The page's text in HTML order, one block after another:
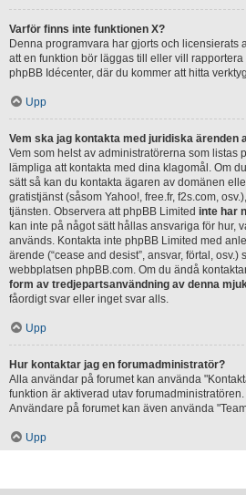
Varför finns inte funktionen X?
Denna programvara har gjorts och licensierats
att en funktion bör läggas till eller vill
phpBB Idécenter, där du kommer att hitta
Upp
Vem ska jag kontakta med juridiska ärenden
Vem som helst av administratörerna som listas
lämpliga att kontakta med dina klagomål. Om
sätt så kan du kontakta ägaren av domänen
gratistjänst (såsom Yahoo!, free.fr, f2s.com,
tjänsten. Observera att phpBB Limited inte har
kan inte på något sätt hållas ansvariga för hur,
används. Kontakta inte phpBB Limited med
ärende (“cease and desist”, ansvar, förtal, osv.)
webbplatsen phpBB.com. Om du ändå
form av tredjepartsanvändning av denna
fåordigt svar eller inget svar alls.
Upp
Hur kontaktar jag en forumadministratör?
Alla användar på forumet kan använda
funktion är aktiverad utav forumadministratören.
Användare på forumet kan även använda
Upp